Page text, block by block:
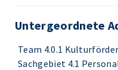
Untergeordnete
Team 4.0.1
Sachgebiet 4.1